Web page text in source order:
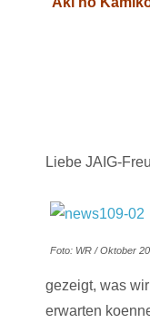
Liebe JAIG-
Foto: WR / Oktober
gezeigt, was
erwarten